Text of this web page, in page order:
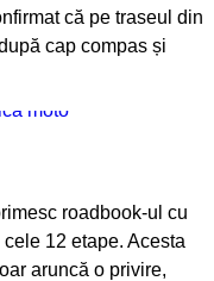
că pe traseul din
cap compas și
roadbook-ul cu
12 etape. Acesta
aruncă o privire,